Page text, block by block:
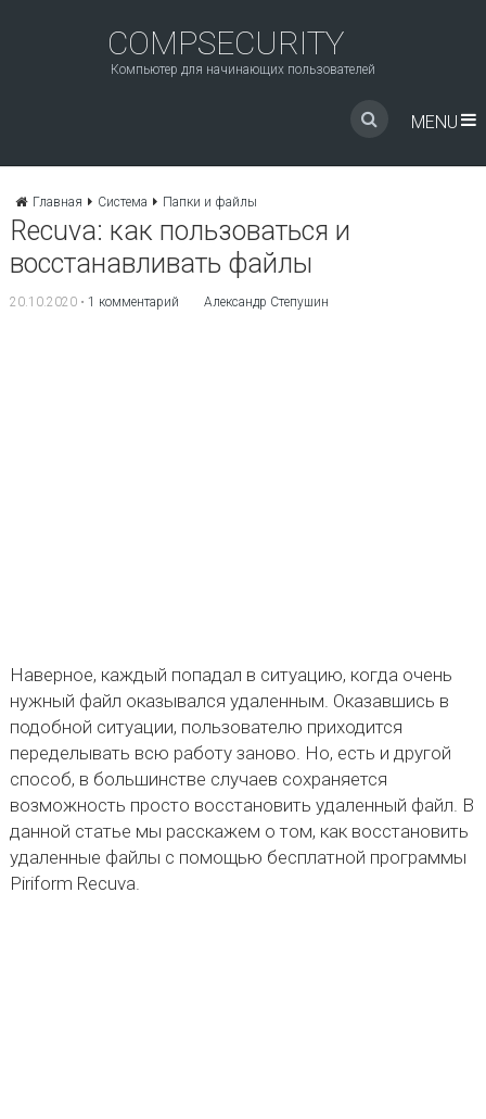
COMPSECURITY
Компьютер для начинающих пользователей
MENU
Главная Система Папки и файлы
Recuva: как пользоваться и
восстанавливать файлы
20.10.2020• 1 комментарий Александр Степушин
Наверное, каждый попадал в ситуацию, когда очень
нужный файл оказывался удаленным. Оказавшись в
подобной ситуации, пользователю приходится
переделывать всю работу заново. Но, есть и другой
способ, в большинстве случаев сохраняется
возможность просто восстановить удаленный файл. В
данной статье мы расскажем о том, как восстановить
удаленные файлы с помощью бесплатной программы
Piriform Recuva.